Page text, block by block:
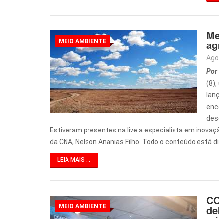
MEIO AMBIENTE
Por
(8),
Estiveram presentes na live a especialista em
da CNA, Nelson Ananias Filho. Todo o conteúdo está
LEIA MAIS ...
MEIO AMBIENTE